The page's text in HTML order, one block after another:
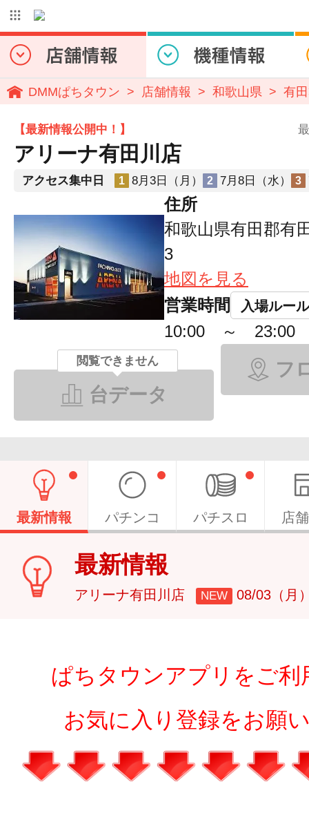
DMMぱちタウン 店舗情報 和歌山県 有
【最新情報公開中！】
アリーナ有田川店
アクセス集中日 1 8月3日（月） 2 7月8日（水） 3
住所
和歌山県有田郡有
3
地図を見る
営業時間
入場ルール
10:00 ～ 23:00
閲覧できません
台データ
フ
最新情報 パチンコ パチスロ 店
最新情報
アリーナ有田川店 NEW 08/03（月
ぱちタウンアプリをご利
お気に入り登録をお願